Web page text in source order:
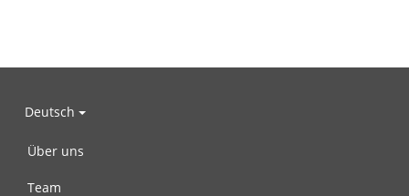
Deutsch
Über uns
Team